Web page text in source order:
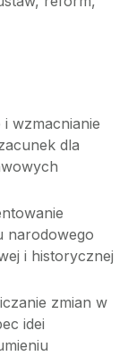
wzmacnianie
dla
narodowego
i historycznej
zmian w
idei